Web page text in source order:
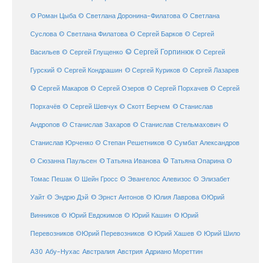
© Роман Цыба © Светлана Доронина-Филатова © Светлана
Суслова © Светлана Филатова © Сергей Барков © Сергей
Васильев © Сергей Глущенко © Сергей Горпинюк © Сергей
Гурский © Сергей Кондрашин © Сергей Куриков © Сергей Лазарев
© Сергей Макаров © Сергей Озеров © Сергей Порхачев © Сергей
Порхачёв © Сергей Шевчук © Скотт Берчем © Станислав
Андропов © Станислав Захаров © Станислав Стельмахович ©
Станислав Юрченко © Степан Решетников © Сумбат Александров
© Сюзанна Паульсен © Татьяна Иванова © Татьяна Опарина ©
Томас Пешак © Шейн Гросс © Эвангелос Алевизос © Элизабет
Уайт © Эндрю Дэй © Эрнст Антонов © Юлия Лаврова ©Юрий
Винников © Юрий Евдокимов © Юрий Кашин © Юрий
Перевозников ©Юрий Перевозников © Юрий Хашев © Юрий Шило
А30 Абу-Нухас Австралия Австрия Адриано Мореттин